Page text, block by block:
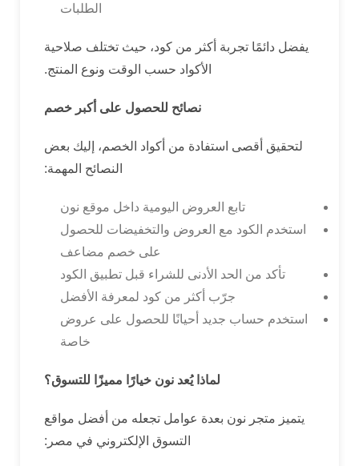
الطلبات
يفضل دائمًا تجربة أكثر من كود، حيث تختلف صلاحية
الأكواد حسب الوقت ونوع المنتج.
نصائح للحصول على أكبر خصم
لتحقيق أقصى استفادة من أكواد الخصم، إليك بعض
النصائح المهمة:
تابع العروض اليومية داخل موقع نون
استخدم الكود مع العروض والتخفيضات للحصول
على خصم مضاعف
تأكد من الحد الأدنى للشراء قبل تطبيق الكود
جرّب أكثر من كود لمعرفة الأفضل
استخدم حساب جديد أحيانًا للحصول على عروض
خاصة
لماذا يُعد نون خيارًا مميزًا للتسوق؟
يتميز متجر نون بعدة عوامل تجعله من أفضل مواقع
التسوق الإلكتروني في مصر: